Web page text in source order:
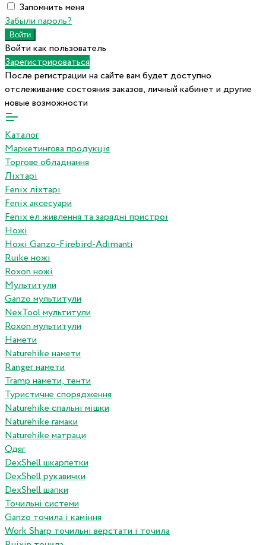
Запомнить меня
Забыли пароль?
Войти как пользователь
Зарегистрироваться
После регистрации на сайте вам будет доступно
отслеживание состояния заказов, личный кабинет и другие
новые возможности
Каталог
Маркетингова продукція
Торгове обладнання
Ліхтарі
Fenix ліхтарі
Fenix аксесуари
Fenix ел живлення та зарядні пристрої
Ножі
Ножі Ganzo-Firebird-Adimanti
Ruike ножі
Roxon ножi
Мультитули
Ganzo мультитули
NexTool мультитули
Roxon мультитули
Намети
Naturehike намети
Ranger намети
Tramp намети, тенти
Туристичне спорядження
Naturehike спальні мішки
Naturehike гамаки
Naturehike матраци
Одяг
DexShell шкарпетки
DexShell рукавички
DexShell шапки
Точильні системи
Ganzo точила і каміння
Work Sharp точильні верстати і точила